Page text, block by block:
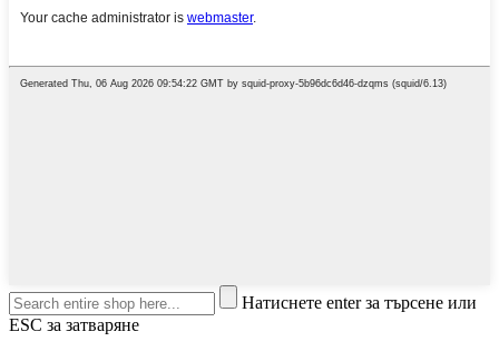
Натиснете enter за търсене или
ESC за затваряне